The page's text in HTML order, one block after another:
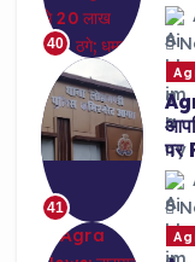
40
41
पर